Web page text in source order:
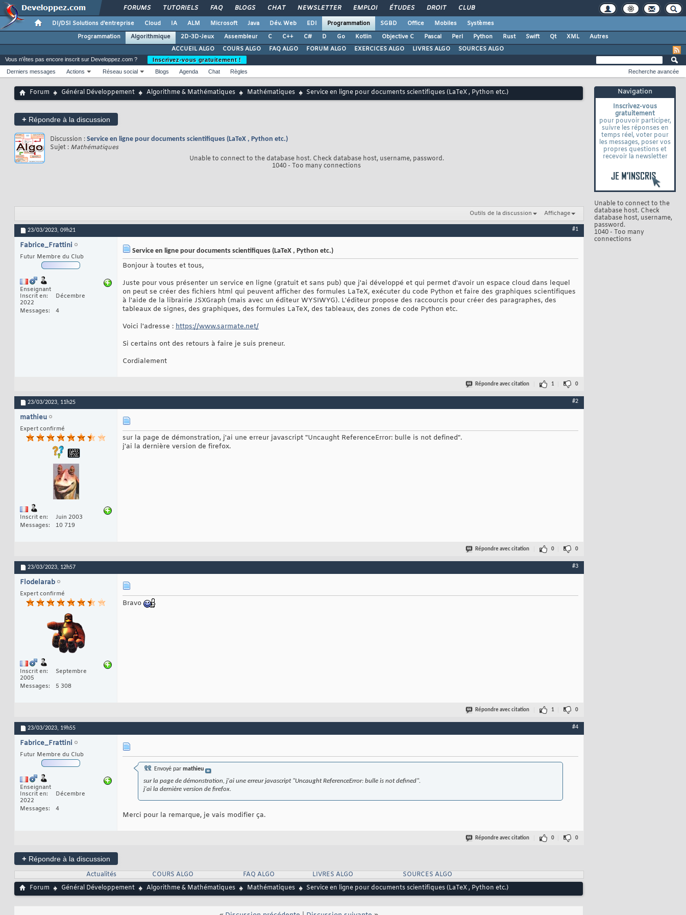
FORUMS TUTORIELS FAQ BLOGS CHAT NEWSLETTER EMPLOI ÉTUDES DROIT CLUB
DI/DSI Solutions d'entreprise Cloud IA ALM Microsoft Java Dév. Web EDI Programmation SGBD Office Mobiles
Systèmes
Programmation
Algorithmique 2D-3D-Jeux Assembleur C C++ C# D Go Kotlin Objective C Pascal Perl Python Rust Swift Qt XML
Autres
ACCUEIL ALGO
COURS ALGO FAQ ALGO FORUM ALGO EXERCICES ALGO LIVRES ALGO SOURCES ALGO
Navigation
Inscrivez-vous
gratuitement
pour pouvoir participer,
suivre les réponses en
temps réel, voter pour
les messages, poser vos
propres questions et
recevoir la newsletter
Unable to connect to the
database host. Check
database host, username,
password.
1040 - Too many
connections
Vous n'êtes pas encore inscrit sur Developpez.com ?
Inscrivez-vous gratuitement !
Derniers messages
Actions Réseau social Blogs Agenda Chat Règles Recherche avancée
Forum Général Développement Algorithme & Mathématiques Mathématiques Service en ligne pour documents scientifiques (LaTeX , Python etc.)
+ Répondre à la discussion
Discussion : Service en ligne pour documents scientifiques (LaTeX , Python etc.)
Sujet : Mathématiques
Unable to connect to the database host. Check database host, username, password.
1040 - Too many connections
Outils de la discussion Affichage
23/03/2023, 09h21 #1
Fabrice_Frattini
Futur Membre du Club
Enseignant
Inscrit en
Décembre
2022
Messages
4
Service en ligne pour documents scientifiques (LaTeX , Python etc.)
Bonjour à toutes et tous,
Juste pour vous présenter un service en ligne (gratuit et sans pub) que j'ai développé et qui permet d'avoir un espace cloud dans lequel
on peut se créer des fichiers html qui peuvent afficher des formules LaTeX, exécuter du code Python et faire des graphiques scientifiques
à l'aide de la librairie JSXGraph (mais avec un éditeur WYSIWYG). L'éditeur propose des raccourcis pour créer des paragraphes, des
tableaux de signes, des graphiques, des formules LaTeX, des tableaux, des zones de code Python etc.
Voici l'adresse : https://www.sarmate.net/
Si certains ont des retours à faire je suis preneur.
Cordialement
Répondre avec citation 1 0
23/03/2023, 11h25 #2
mathieu
Expert confirmé
Inscrit en
Juin 2003
Messages
10 719
sur la page de démonstration, j'ai une erreur javascript "Uncaught ReferenceError: bulle is not defined".
j'ai la dernière version de firefox.
Répondre avec citation 0 0
23/03/2023, 12h57 #3
Flodelarab
Expert confirmé
Inscrit en
Septembre
2005
Messages
5 308
Bravo
Répondre avec citation 1 0
23/03/2023, 19h55 #4
Fabrice_Frattini
Futur Membre du Club
Enseignant
Inscrit en
Décembre
2022
Messages
4
Envoyé par mathieu
sur la page de démonstration, j'ai une erreur javascript "Uncaught ReferenceError: bulle is not defined".
j'ai la dernière version de firefox.
Merci pour la remarque, je vais modifier ça.
Répondre avec citation 0 0
+ Répondre à la discussion
Actualités
COURS ALGO FAQ ALGO LIVRES ALGO
SOURCES ALGO
Forum
Général Développement Algorithme & Mathématiques Mathématiques Service en ligne pour documents scientifiques (LaTeX , Python etc.)